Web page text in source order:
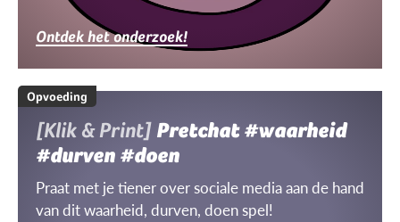
Ontdek het onderzoek!
Opvoeding
[Klik & Print] Pretchat #waarheid
#durven #doen
Praat met je tiener over sociale media aan de hand
van dit waarheid, durven, doen spel!